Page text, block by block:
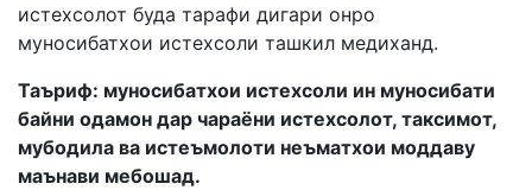
истехсолот буда тарафи дигари онро
муносибатхои истехсоли ташкил медиханд.
Таъриф: муносибатхои истехсоли ин муносибати
байни одамон дар чараёни истехсолот, таксимот,
мубодила ва истеъмолоти неъматхои моддаву
маънави мебошад.